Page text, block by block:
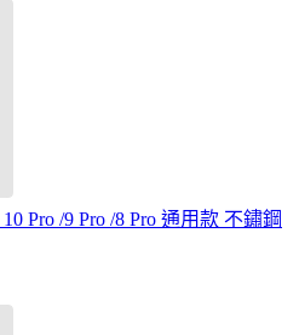
Pro /9 Pro /8 Pro 通用款 不鏽鋼